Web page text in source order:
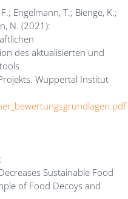
Engelmann, T.; Bienge, K.;
N. (2021):
des aktualisierten und
Wuppertal Institut
Sustainable Food
of Food Decoys and